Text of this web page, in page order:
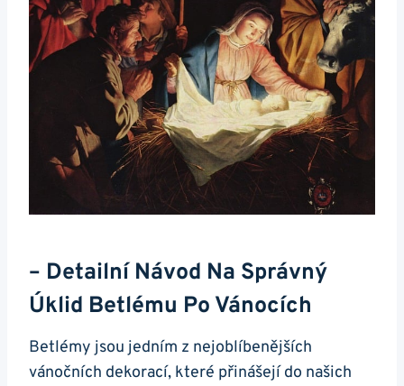
– Detailní Návod Na Správný
Úklid Betlému Po Vánocích
Betlémy jsou jedním z nejoblíbenějších
vánočních dekorací, které přinášejí do našich